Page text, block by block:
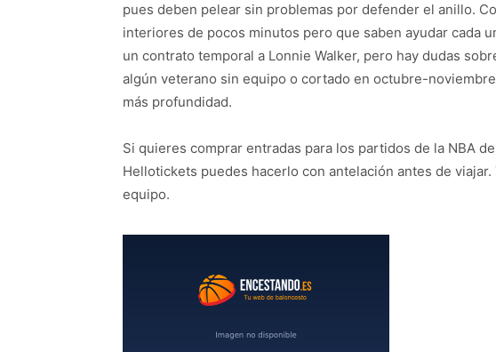
pues deben pelear sin problemas por defender el anillo.
interiores de pocos minutos pero que saben ayudar cada
un contrato temporal a Lonnie Walker, pero hay dudas
algún veterano sin equipo o cortado en octubre-
más profundidad.
Si quieres comprar entradas para los partidos de la NBA
Hellotickets puedes hacerlo con antelación antes de
equipo.